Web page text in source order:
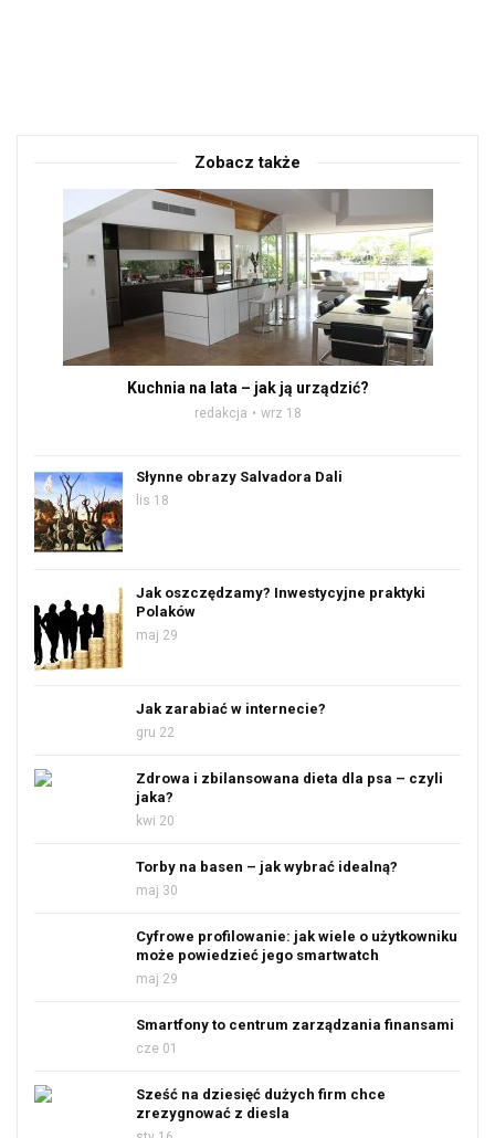
Zobacz także
Kuchnia na lata – jak ją urządzić?
redakcja wrz 18
Słynne obrazy Salvadora Dali
lis 18
Jak oszczędzamy? Inwestycyjne praktyki
Polaków
maj 29
Jak zarabiać w internecie?
gru 22
Zdrowa i zbilansowana dieta dla psa – czyli
jaka?
kwi 20
Torby na basen – jak wybrać idealną?
maj 30
Cyfrowe profilowanie: jak wiele o użytkowniku
może powiedzieć jego smartwatch
maj 29
Smartfony to centrum zarządzania finansami
cze 01
Sześć na dziesięć dużych firm chce
zrezygnować z diesla